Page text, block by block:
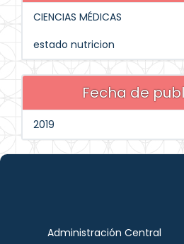
CIENCIAS MÉDICAS
estado nutricion
Fecha de
2019
Administración Central